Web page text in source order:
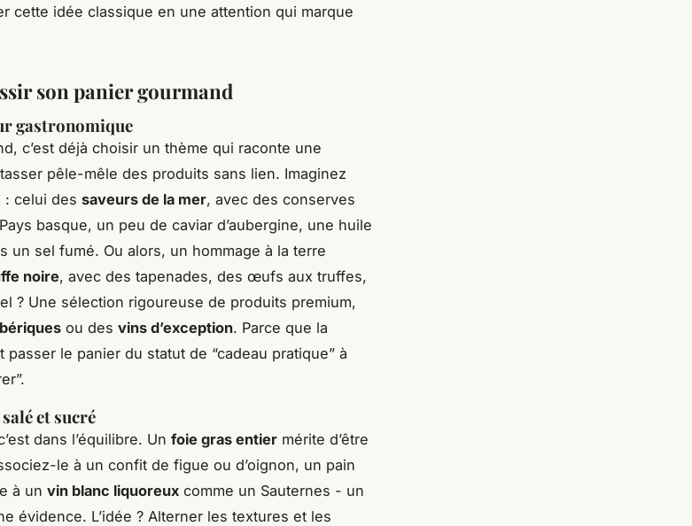
cette idée classique en une attention qui marque
son panier gourmand
gastronomique
c’est déjà choisir un thème qui raconte une
pêle-mêle des produits sans lien. Imaginez
: celui des saveurs de la mer, avec des conserves
basque, un peu de caviar d’aubergine, une huile
un sel fumé. Ou alors, un hommage à la terre
noire, avec des tapenades, des œufs aux truffes,
? Une sélection rigoureuse de produits premium,
ou des vins d’exception. Parce que la
passer le panier du statut de “cadeau pratique” à
et sucré
dans l’équilibre. Un foie gras entier mérite d’être
le à un confit de figue ou d’oignon, un pain
à un vin blanc liquoreux comme un Sauternes - un
évidence. L’idée ? Alterner les textures et les